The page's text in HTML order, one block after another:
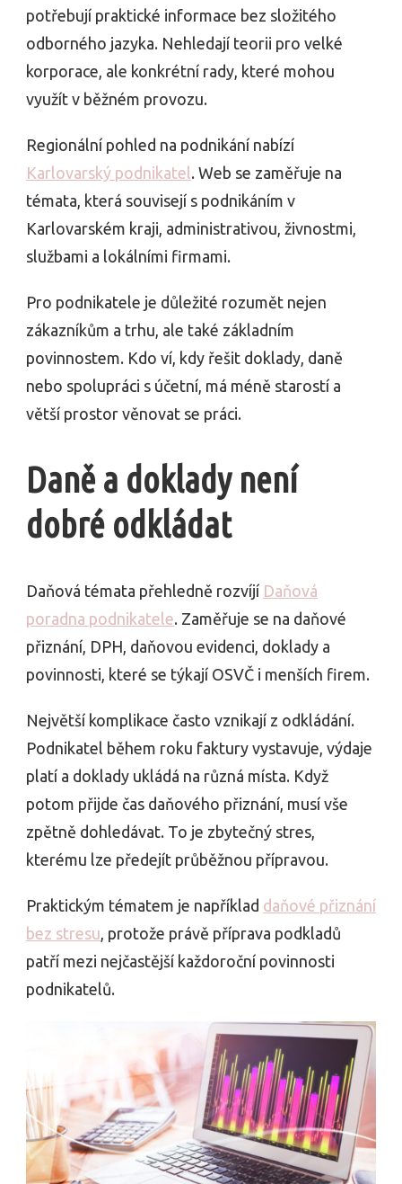
potřebují praktické informace bez složitého
odborného jazyka. Nehledají teorii pro velké
korporace, ale konkrétní rady, které mohou
využít v běžném provozu.
Regionální pohled na podnikání nabízí
Karlovarský podnikatel . Web se zaměřuje na
témata, která souvisejí s podnikáním v
Karlovarském kraji, administrativou, živnostmi,
službami a lokálními firmami.
Pro podnikatele je důležité rozumět nejen
zákazníkům a trhu, ale také základním
povinnostem. Kdo ví, kdy řešit doklady, daně
nebo spolupráci s účetní, má méně starostí a
větší prostor věnovat se práci.
Daně a doklady není
dobré odkládat
Daňová témata přehledně rozvíjí Daňová
poradna podnikatele. Zaměřuje se na daňové
přiznání, DPH, daňovou evidenci, doklady a
povinnosti, které se týkají OSVČ i menších firem.
Největší komplikace často vznikají z odkládání.
Podnikatel během roku faktury vystavuje, výdaje
platí a doklady ukládá na různá místa. Když
potom přijde čas daňového přiznání, musí vše
zpětně dohledávat. To je zbytečný stres,
kterému lze předejít průběžnou přípravou.
Praktickým tématem je například daňové přiznání
bez stresu , protože právě příprava podkladů
patří mezi nejčastější každoroční povinnosti
podnikatelů.